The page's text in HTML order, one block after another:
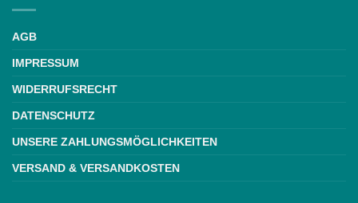
AGB
IMPRESSUM
WIDERRUFSRECHT
DATENSCHUTZ
UNSERE ZAHLUNGSMÖGLICHKEITEN
VERSAND & VERSANDKOSTEN